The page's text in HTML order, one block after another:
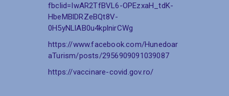
fbclid=IwAR2TfBVL6-OPEzxaH_tdK-
HbeMBlDRZeBQt8V-
0H5yNLlAB0u4kplnirCWg
https://www.facebook.com/Hunedoar
aTurism/posts/2956909091039087
https://vaccinare-covid.gov.ro/